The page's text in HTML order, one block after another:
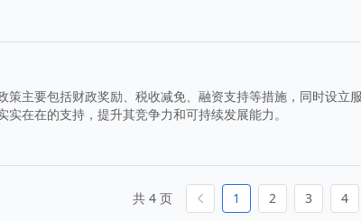
主要包括财政奖励、税收减免、融资支持等措施，同时设立
在在的支持，提升其竞争力和可持续发展能力。
共 4 页 1 2 3 4